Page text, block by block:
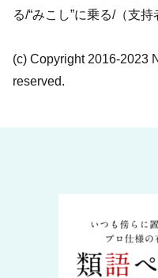
る/“みこし”に乗る/（支
(c) Copyright 2016-2023
reserved.